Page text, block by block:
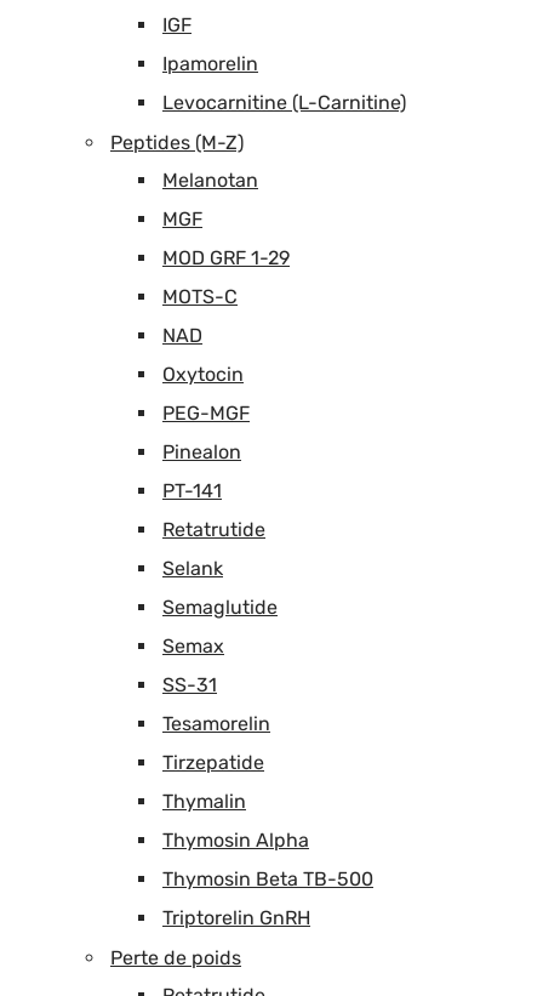
IGF
Ipamorelin
Levocarnitine (L-Carnitine)
Peptides (M-Z)
Melanotan
MGF
MOD GRF 1-29
MOTS-C
NAD
Oxytocin
PEG-MGF
Pinealon
PT-141
Retatrutide
Selank
Semaglutide
Semax
SS-31
Tesamorelin
Tirzepatide
Thymalin
Thymosin Alpha
Thymosin Beta TB-500
Triptorelin GnRH
Perte de poids